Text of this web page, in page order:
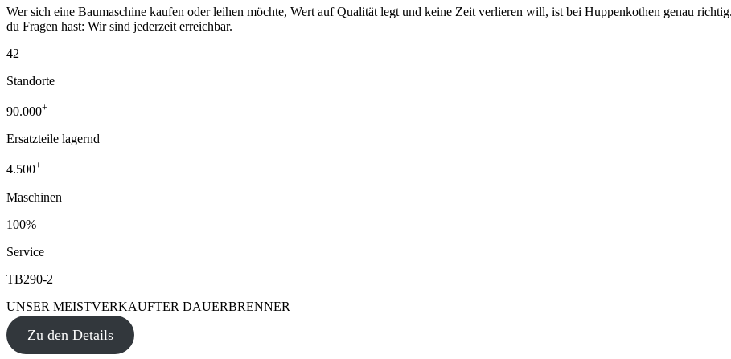
Wer sich eine Baumaschine kaufen oder leihen möchte, Wert auf Qualität legt und keine Zeit verlieren will, ist bei Huppenkothen genau
du Fragen hast: Wir sind jederzeit erreichbar.
42
Standorte
90.000+
Ersatzteile lagernd
4.500+
Maschinen
100%
Service
TB290-2
UNSER MEISTVERKAUFTER DAUERBRENNER
Zu den Details